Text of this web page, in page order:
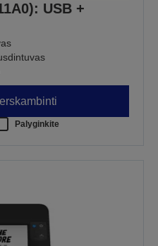
USB +
Palyginkite